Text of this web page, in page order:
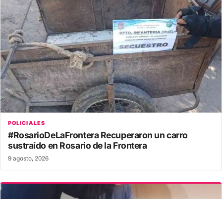
POLICIALES
#RosarioDeLaFrontera Recuperaron un carro
sustraído en Rosario de la Frontera
9 agosto, 2026